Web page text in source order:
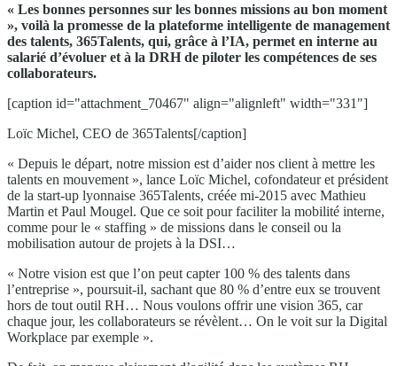
« Les bonnes personnes sur les bonnes missions au bon moment
», voilà la promesse de la plateforme intelligente de management
des talents, 365Talents, qui, grâce à l’IA, permet en interne au
salarié d’évoluer et à la DRH de piloter les compétences de ses
collaborateurs.
[caption id="attachment_70467" align="alignleft" width="331"]
Loïc Michel, CEO de 365Talents[/caption]
« Depuis le départ, notre mission est d’aider nos client à mettre les
talents en mouvement », lance Loïc Michel, cofondateur et président
de la start-up lyonnaise 365Talents, créée mi-2015 avec Mathieu
Martin et Paul Mougel. Que ce soit pour faciliter la mobilité interne,
comme pour le « staffing » de missions dans le conseil ou la
mobilisation autour de projets à la DSI…
« Notre vision est que l’on peut capter 100 % des talents dans
l’entreprise », poursuit-il, sachant que 80 % d’entre eux se trouvent
hors de tout outil RH… Nous voulons offrir une vision 365, car
chaque jour, les collaborateurs se révèlent… On le voit sur la Digital
Workplace par exemple ».